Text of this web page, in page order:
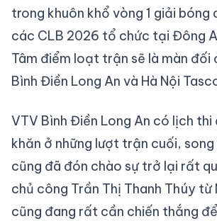
trong khuôn khổ vòng 1 giải bóng
các CLB 2026 tổ chức tại Đông
Tâm điểm loạt trận sẽ là màn đối
Bình Điền Long An và Hà Nội
VTV Bình Điền Long An có lịch
khăn ở những lượt trận cuối,
cũng đã đón chào sự trở lại rất
chủ công Trần Thị Thanh Thúy từ
cũng đang rất cần chiến thắng